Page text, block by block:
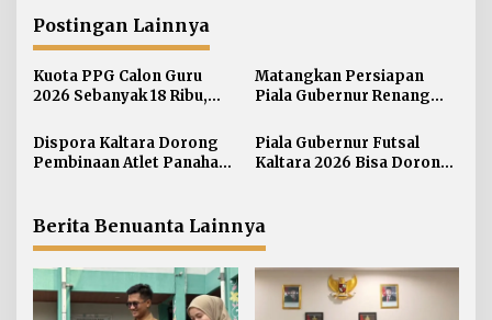
s
i
p
s
Postingan Lainnya
Kuota PPG Calon Guru
2026 Sebanyak 18 Ribu,
Satu Acuan Seleksi
Matangkan Persiapan
Piala Gubernur Renang
Sinergi dengan Pengprov
Akuatik
Dispora Kaltara Dorong
Pembinaan Atlet Panahan
Piala Gubernur Futsal
Kaltara 2026 Bisa Dorong
Berita Benuanta Lainnya